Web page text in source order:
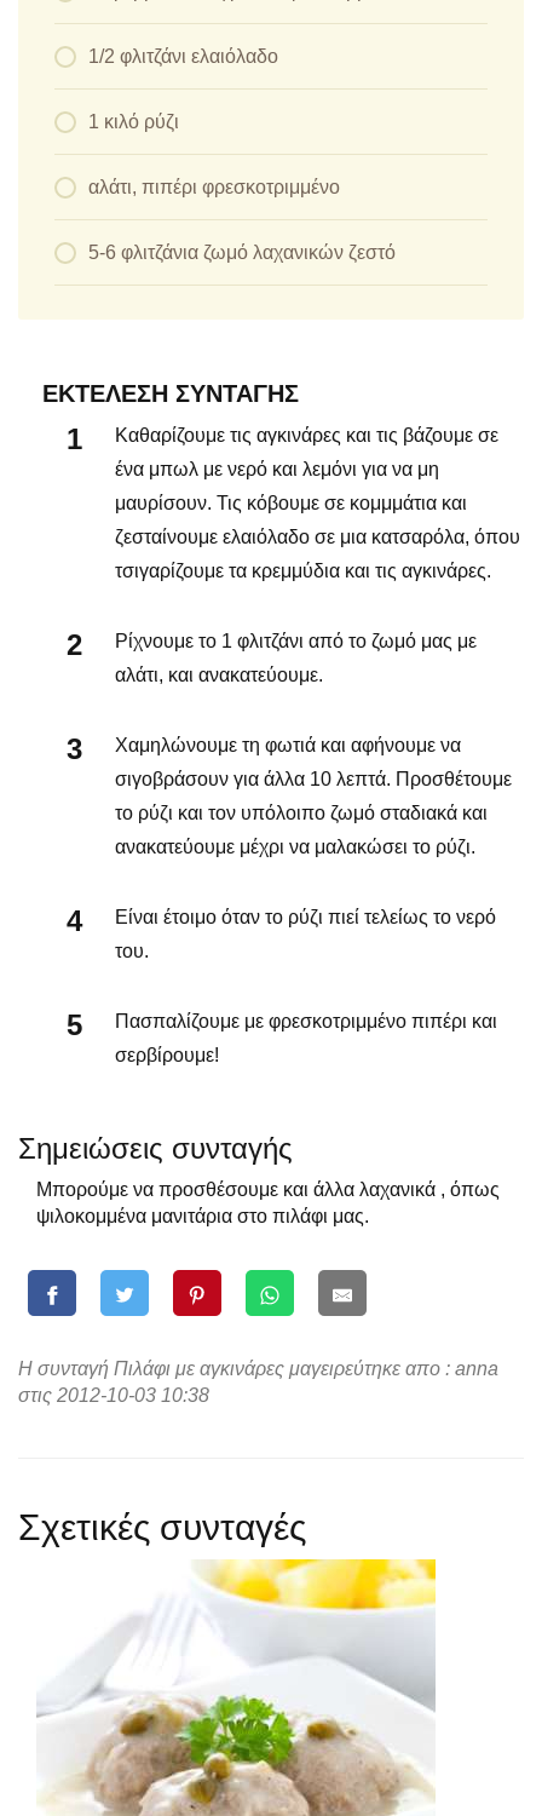
1/2 φλιτζάνι ελαιόλαδο
1 κιλό ρύζι
αλάτι, πιπέρι φρεσκοτριμμένο
5-6 φλιτζάνια ζωμό λαχανικών ζεστό
ΕΚΤΈΛΕΣΗ ΣΥΝΤΑΓΉΣ
Καθαρίζουμε τις αγκινάρες και τις βάζουμε σε
ένα μπωλ με νερό και λεμόνι για να μη
μαυρίσουν. Τις κόβουμε σε κομμμάτια και
ζεσταίνουμε ελαιόλαδο σε μια κατσαρόλα, όπου
τσιγαρίζουμε τα κρεμμύδια και τις αγκινάρες.
Ρίχνουμε το 1 φλιτζάνι από το ζωμό μας με
αλάτι, και ανακατεύουμε.
Χαμηλώνουμε τη φωτιά και αφήνουμε να
σιγοβράσουν για άλλα 10 λεπτά. Προσθέτουμε
το ρύζι και τον υπόλοιπο ζωμό σταδιακά και
ανακατεύουμε μέχρι να μαλακώσει το ρύζι.
Είναι έτοιμο όταν το ρύζι πιεί τελείως το νερό
του.
Πασπαλίζουμε με φρεσκοτριμμένο πιπέρι και
σερβίρουμε!
Σημειώσεις συνταγής
Μπορούμε να προσθέσουμε και άλλα λαχανικά , όπως
ψιλοκομμένα μανιτάρια στο πιλάφι μας.
Η συνταγή Πιλάφι με αγκινάρες μαγειρεύτηκε απο : anna
στις 2012-10-03 10:38
Σχετικές συνταγές